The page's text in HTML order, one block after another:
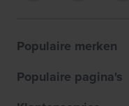
Populaire merken
Populaire pagina's